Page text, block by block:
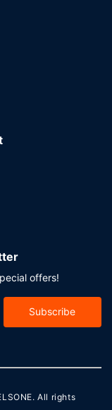
δωρεάν
offers!
Subscribe
. All rights